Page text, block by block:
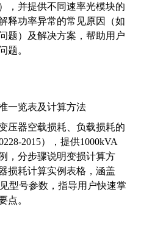
，并提供不同速率光模块的
释功率异常的常见原因（如
题）及解决方案，帮助用户
题。
一览表及计算方法
压器空载损耗、负载损耗的
2015），提供1000kVA
，分步骤说明变损计算方
损耗计算实例表格，涵盖
型号参数，指导用户快速掌
点。